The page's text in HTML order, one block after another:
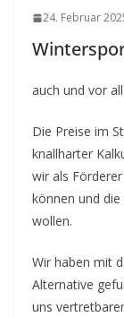
24. Februar
auch und vor
Die Preise im
knallharter
wir als
können und
wollen.
Wir haben mit
Alternative
uns